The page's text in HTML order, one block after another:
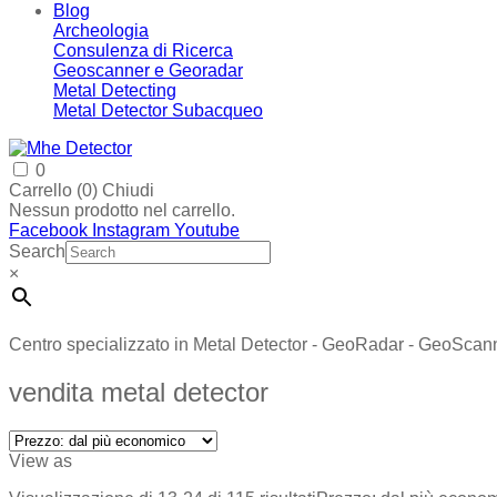
Blog
Archeologia
Consulenza di Ricerca
Geoscanner e Georadar
Metal Detecting
Metal Detector Subacqueo
0
Carrello (0) Chiudi
Nessun prodotto nel carrello.
Facebook Instagram Youtube
Search
×
Centro specializzato in Metal Detector - GeoRadar -
vendita metal detector
View as